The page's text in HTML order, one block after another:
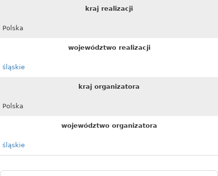
kraj realizacji
Polska
województwo realizacji
śląskie
kraj organizatora
Polska
województwo organizatora
śląskie